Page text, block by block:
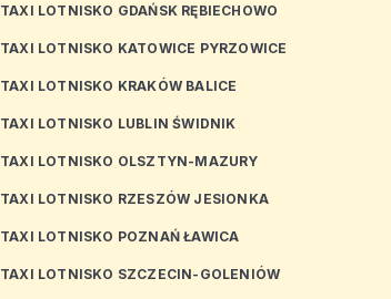
TAXI LOTNISKO GDAŃSK RĘBIECHOWO
TAXI LOTNISKO KATOWICE PYRZOWICE
TAXI LOTNISKO KRAKÓW BALICE
TAXI LOTNISKO LUBLIN ŚWIDNIK
TAXI LOTNISKO OLSZTYN-MAZURY
TAXI LOTNISKO RZESZÓW JESIONKA
TAXI LOTNISKO POZNAŃ ŁAWICA
TAXI LOTNISKO SZCZECIN-GOLENIÓW